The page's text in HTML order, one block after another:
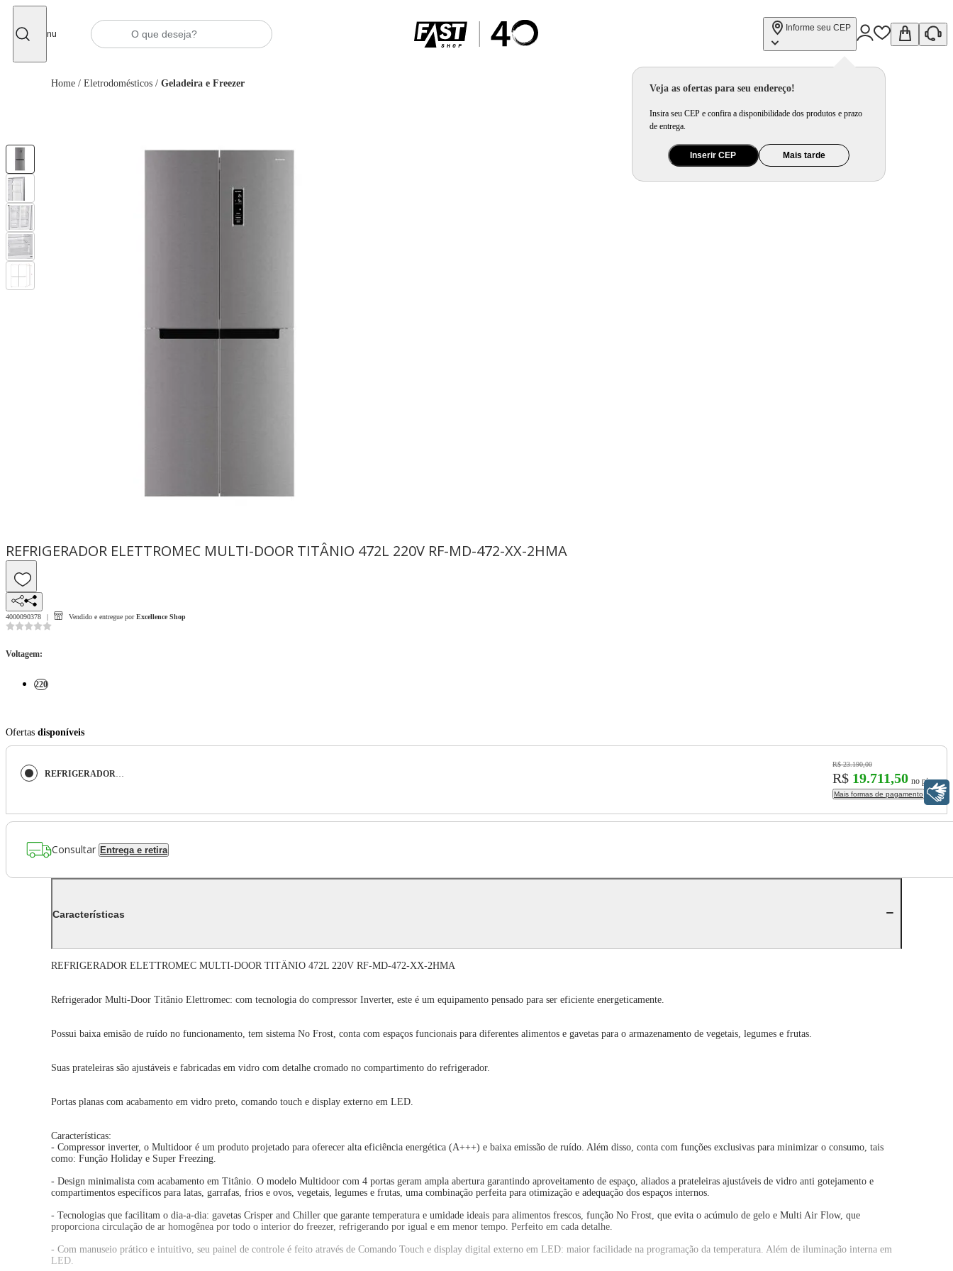
Menu
Informe seu CEP
Veja as ofertas para seu endereço!
Insira seu CEP e confira a disponibilidade dos produtos e prazo
de entrega.
Inserir CEP Mais tarde
Home / Eletrodomésticos / Geladeira e Freezer
REFRIGERADOR ELETTROMEC MULTI-DOOR TITÂNIO 472L 220V RF-MD-472-XX-2HMA
4000090378 Vendido e entregue por Excellence Shop
Voltagem:
220
Ofertas disponíveis
REFRIGERADOR ELETTROMEC MULTI-DOOR TITÂNIO 472L 220V RF-MD-472-XX-2HMA
R$ 23.190,00
R$ 19.711,50 no pix
Mais formas de pagamento
Consultar Entrega e retira
Características
REFRIGERADOR ELETTROMEC MULTI-DOOR TITÂNIO 472L 220V RF-MD-472-XX-2HMA
Refrigerador Multi-Door Titânio Elettromec: com tecnologia do compressor Inverter, este é um equipamento pensado para ser eficiente energeticamente.
Possui baixa emisão de ruído no funcionamento, tem sistema No Frost, conta com espaços funcionais para diferentes alimentos e gavetas para o armazenamento de vegetais, legumes e frutas.
Suas prateleiras são ajustáveis e fabricadas em vidro com detalhe cromado no compartimento do refrigerador.
Portas planas com acabamento em vidro preto, comando touch e display externo em LED.
Características:
- Compressor inverter, o Multidoor é um produto projetado para oferecer alta eficiência energética (A+++) e baixa emissão de ruído. Além disso, conta com funções exclusivas para minimizar o consumo, tais
como: Função Holiday e Super Freezing.
- Design minimalista com acabamento em Titânio. O modelo Multidoor com 4 portas geram ampla abertura garantindo aproveitamento de espaço, aliados a prateleiras ajustáveis de vidro anti gotejamento e
compartimentos específicos para latas, garrafas, frios e ovos, vegetais, legumes e frutas, uma combinação perfeita para otimização e adequação dos espaços internos.
- Tecnologias que facilitam o dia-a-dia: gavetas Crisper and Chiller que garante temperatura e umidade ideais para alimentos frescos, função No Frost, que evita o acúmulo de gelo e Multi Air Flow, que
proporciona circulação de ar homogênea por todo o interior do freezer, refrigerando por igual e em menor tempo. Perfeito em cada detalhe.
- Com manuseio prático e intuitivo, seu painel de controle é feito através de Comando Touch e display digital externo em LED: maior facilidade na programação da temperatura. Além de iluminação interna em
LED.
Libras